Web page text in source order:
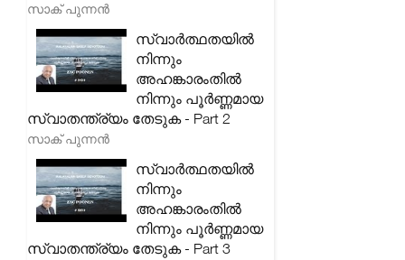
സാക് പുന്നൻ
സ്വാർത്ഥതയിൽ
നിന്നും
അഹങ്കാരംതിൽ
നിന്നും പൂർണ്ണമായ
സ്വാതന്ത്ര്യം തേടുക - Part 2
സാക് പുന്നൻ
സ്വാർത്ഥതയിൽ
നിന്നും
അഹങ്കാരംതിൽ
നിന്നും പൂർണ്ണമായ
സ്വാതന്ത്ര്യം തേടുക - Part 3